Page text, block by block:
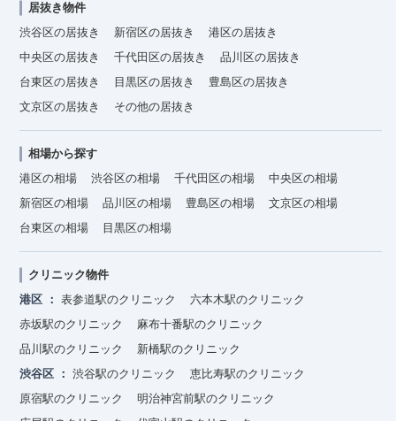
居抜き物件
渋谷区の居抜き
新宿区の居抜き
港区の居抜き
中央区の居抜き
千代田区の居抜き
品川区の居抜き
台東区の居抜き
目黒区の居抜き
豊島区の居抜き
文京区の居抜き
その他の居抜き
相場から探す
港区の相場
渋谷区の相場 千代田区の相場
中央区の相場
新宿区の相場
品川区の相場 豊島区の相場
文京区の相場
台東区の相場
目黒区の相場
クリニック物件
港区
表参道駅のクリニック
六本木駅のクリニック
赤坂駅のクリニック
麻布十番駅のクリニック
品川駅のクリニック
新橋駅のクリニック
渋谷区
渋谷駅のクリニック
恵比寿駅のクリニック
原宿駅のクリニック
明治神宮前駅のクリニック